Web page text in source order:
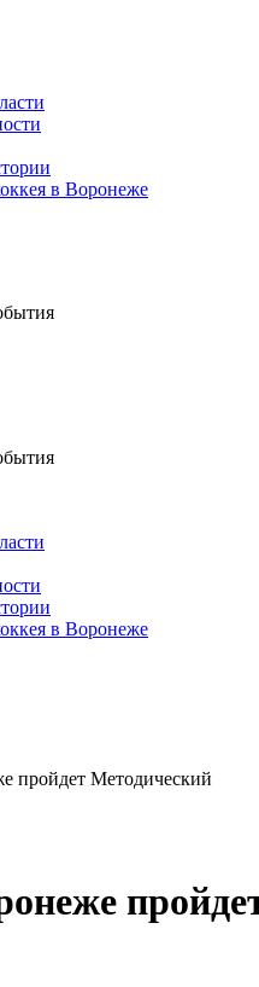
в Воронеже
в Воронеже
пройдет Методический